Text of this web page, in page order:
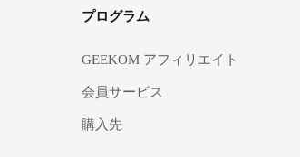
プログラム
GEEKOM アフィリエイト
会員サービス
購入先